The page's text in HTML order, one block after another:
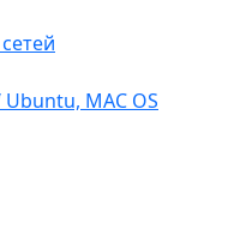
Ubuntu, МАС OS